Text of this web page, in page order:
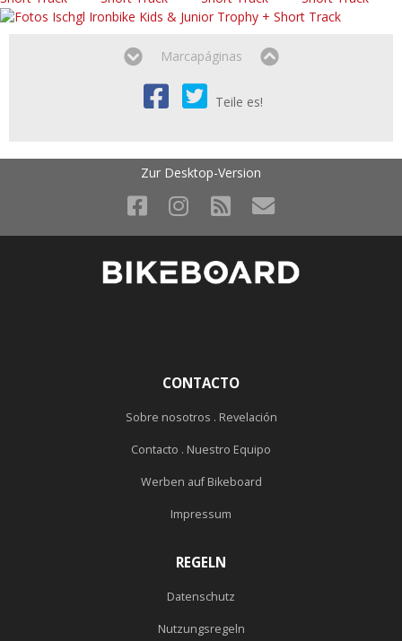
Marcapáginas
Teile es!
Zur Desktop-Version
CONTACTO
Sobre nosotros . Revelación
Contacto . Nuestro Equipo
Werben auf Bikeboard
Impressum
REGELN
Datenschutz
Nutzungsregeln